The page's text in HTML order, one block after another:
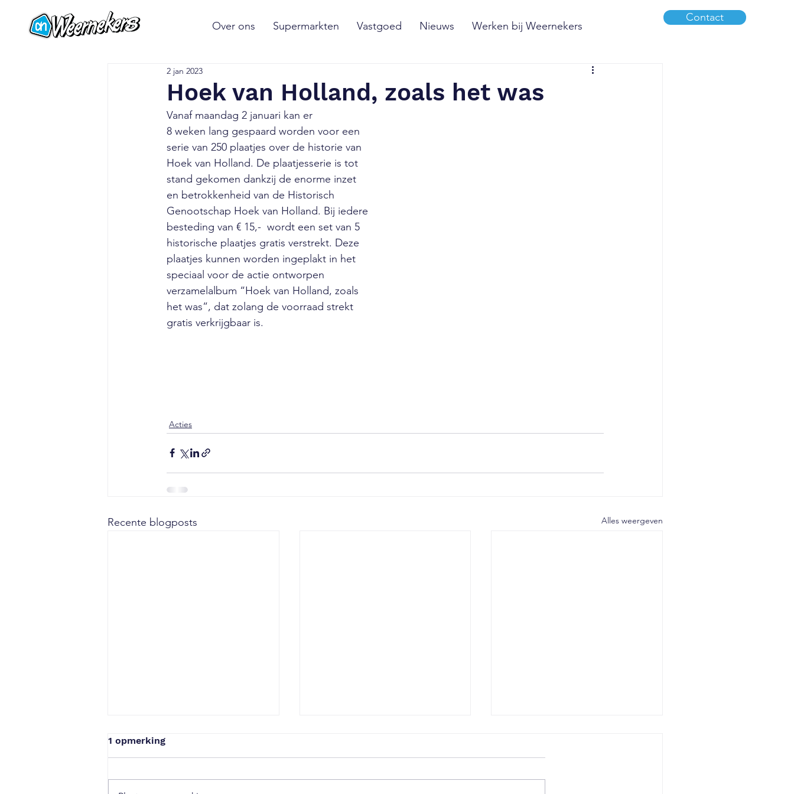
Over ons Supermarkten Vastgoed Nieuws Werken bij Weernekers
Contact
Hoek van Holland, zoals het was
2 jan 2023
Vanaf maandag 2 januari kan er
8 weken lang gespaard worden voor een
serie van 250 plaatjes over de historie van
Hoek van Holland. De plaatjesserie is tot
stand gekomen dankzij de enorme inzet
en betrokkenheid van de Historisch
Genootschap Hoek van Holland. Bij iedere
besteding van € 15,-  wordt een set van 5
historische plaatjes gratis verstrekt. Deze
plaatjes kunnen worden ingeplakt in het
speciaal voor de actie ontworpen
verzamelalbum “Hoek van Holland, zoals
het was”, dat zolang de voorraad strekt
gratis verkrijgbaar is.
Acties
Recente blogposts Alles weergeven
1 opmerking